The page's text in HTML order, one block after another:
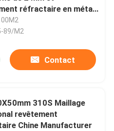
réfractaire en métal
89/M2
Contact
310S Maillage
revêtement
Chine Manufacturer